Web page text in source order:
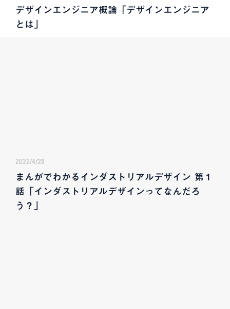
デザインエンジニア概論「デザインエンジニア
とは」
2022/4/28
まんがでわかるインダストリアルデザイン 第１
話「インダストリアルデザインってなんだろ
う？」